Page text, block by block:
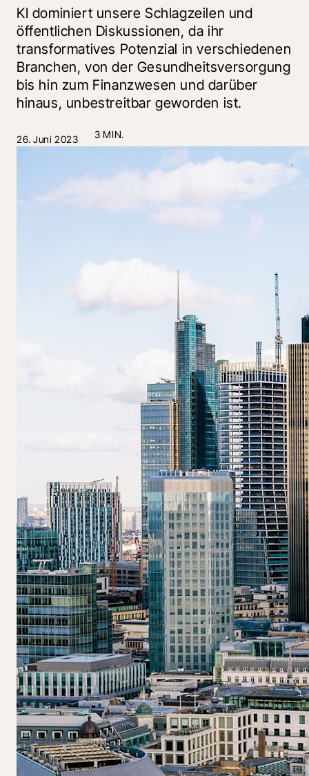
KI dominiert unsere Schlagzeilen und
öffentlichen Diskussionen, da ihr
transformatives Potenzial in verschiedenen
Branchen, von der Gesundheitsversorgung
bis hin zum Finanzwesen und darüber
hinaus, unbestreitbar geworden ist.
26. Juni 2023 3 MIN.